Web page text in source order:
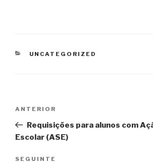
CATEGORIAS
UNCATEGORIZED
artigos
Conteúdo
anterior
ANTERIOR
Requisições para alunos com
Escolar (ASE)
Conteúdo
SEGUINTE